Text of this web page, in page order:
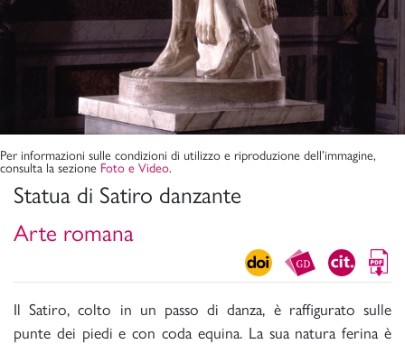
Statua di Satiro danzante
Arte romana
Il Satiro, colto in un passo di danza, è raffigurato sulle
punte dei piedi e con coda equina. La sua natura ferina è
Per informazioni sulle condizioni di utilizzo e riproduzione dell’immagine,
consulta la sezione Foto e Video.